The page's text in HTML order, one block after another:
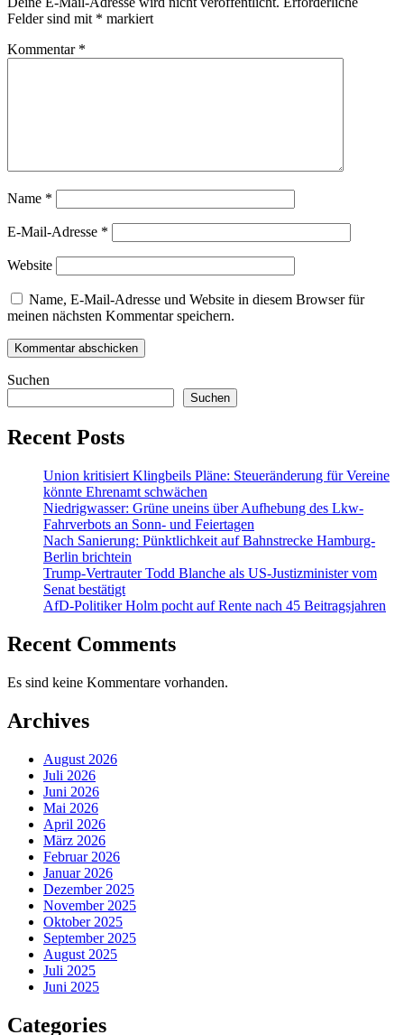
Felder sind mit * markiert
Kommentar *
Name *
E-Mail-Adresse *
Website
Name, E-Mail-Adresse und Website in diesem Browser für
meinen nächsten Kommentar speichern.
Suchen
Suchen
Recent Posts
Union kritisiert Klingbeils Pläne: Steueränderung für Vereine
könnte Ehrenamt schwächen
Niedrigwasser: Grüne uneins über Aufhebung des Lkw-
Fahrverbots an Sonn- und Feiertagen
Nach Sanierung: Pünktlichkeit auf Bahnstrecke Hamburg-
Berlin brichtein
Trump-Vertrauter Todd Blanche als US-Justizminister vom
Senat bestätigt
AfD-Politiker Holm pocht auf Rente nach 45 Beitragsjahren
Recent Comments
Es sind keine Kommentare vorhanden.
Archives
August 2026
Juli 2026
Juni 2026
Mai 2026
April 2026
März 2026
Februar 2026
Januar 2026
Dezember 2025
November 2025
Oktober 2025
September 2025
August 2025
Juli 2025
Juni 2025
Categories